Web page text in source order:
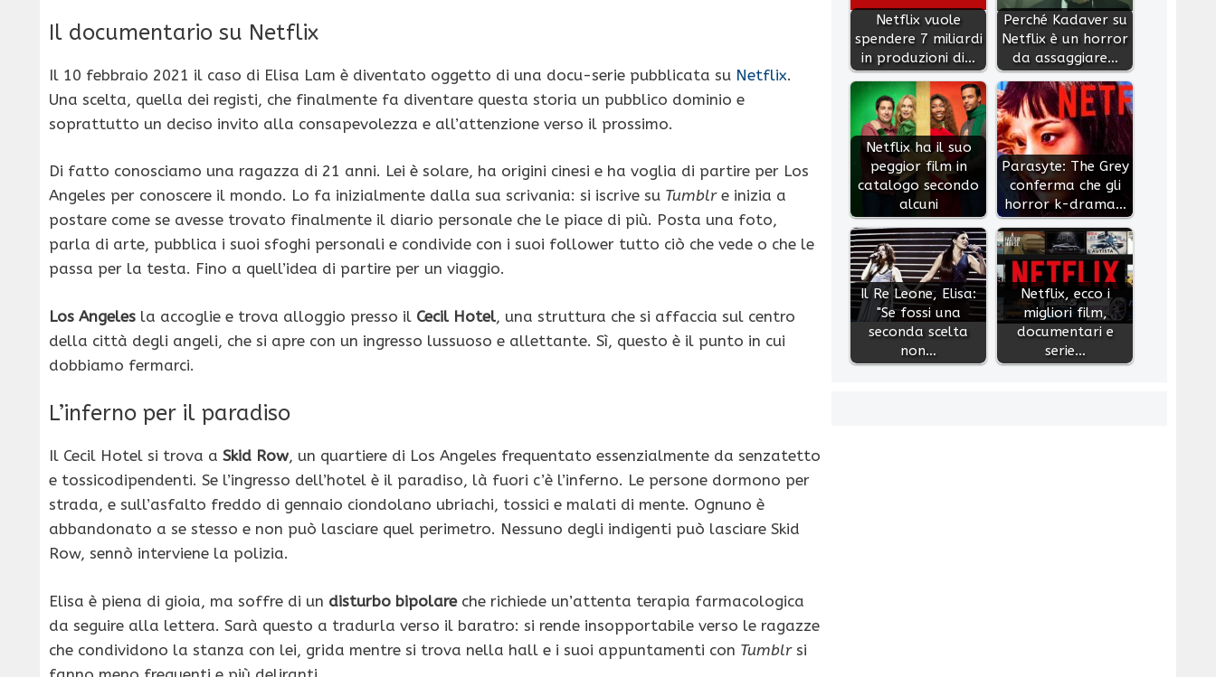
Il documentario su Netflix
Il 10 febbraio 2021 il caso di Elisa Lam è diventato oggetto di una docu-serie pubblicata su Netflix.
Una scelta, quella dei registi, che finalmente fa diventare questa storia un pubblico dominio e
soprattutto un deciso invito alla consapevolezza e all’attenzione verso il prossimo.
Di fatto conosciamo una ragazza di 21 anni. Lei è solare, ha origini cinesi e ha voglia di partire per Los
Angeles per conoscere il mondo. Lo fa inizialmente dalla sua scrivania: si iscrive su Tumblre inizia a
postare come se avesse trovato finalmente il diario personale che le piace di più. Posta una foto,
parla di arte, pubblica i suoi sfoghi personali e condivide con i suoi follower tutto ciò che vede o che le
passa per la testa. Fino a quell’idea di partire per un viaggio.
Los Angeles la accoglie e trova alloggio presso il Cecil Hotel, una struttura che si affaccia sul centro
della città degli angeli, che si apre con un ingresso lussuoso e allettante. Sì, questo è il punto in cui
dobbiamo fermarci.
L’inferno per il paradiso
Il Cecil Hotel si trova a Skid Row, un quartiere di Los Angeles frequentato essenzialmente da senzatetto
e tossicodipendenti. Se l’ingresso dell’hotel è il paradiso, là fuori c’è l’inferno. Le persone dormono per
strada, e sull’asfalto freddo di gennaio ciondolano ubriachi, tossici e malati di mente. Ognuno è
abbandonato a se stesso e non può lasciare quel perimetro. Nessuno degli indigenti può lasciare Skid
Row, sennò interviene la polizia.
Elisa è piena di gioia, ma soffre di un disturbo bipolareche richiede un’attenta terapia farmacologica
da seguire alla lettera. Sarà questo a tradurla verso il baratro: si rende insopportabile verso le ragazze
che condividono la stanza con lei, grida mentre si trova nella hall e i suoi appuntamenti con Tumblrsi
Netflix vuole
spendere 7 miliardi
in produzioni di…
Perché Kadaver su
Netflix è un horror
da assaggiare…
Netflix ha il suo
peggior film in
catalogo secondo
alcuni
Parasyte: The Grey
conferma che gli
horror k-drama…
Il Re Leone, Elisa:
"Se fossi una
seconda scelta
non…
Netflix, ecco i
migliori film,
documentari e
serie…